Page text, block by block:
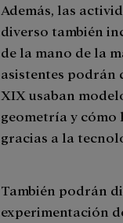
Además, las
diverso también
de la mano de la
asistentes podrán
XIX usaban
geometría y cómo
gracias a la
También podrán
experimentación